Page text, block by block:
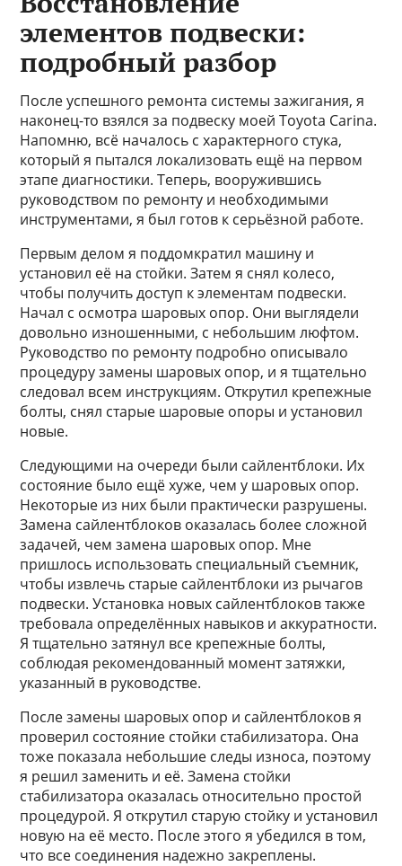
элементов подвески:
подробный разбор
После успешного ремонта системы зажигания, я
наконец-то взялся за подвеску моей Toyota Carina.
Напомню, всё началось с характерного стука,
который я пытался локализовать ещё на первом
этапе диагностики. Теперь, вооружившись
руководством по ремонту и необходимыми
инструментами, я был готов к серьёзной работе.
Первым делом я поддомкратил машину и
установил её на стойки. Затем я снял колесо,
чтобы получить доступ к элементам подвески.
Начал с осмотра шаровых опор. Они выглядели
довольно изношенными, с небольшим люфтом.
Руководство по ремонту подробно описывало
процедуру замены шаровых опор, и я тщательно
следовал всем инструкциям. Открутил крепежные
болты, снял старые шаровые опоры и установил
новые.
Следующими на очереди были сайлентблоки. Их
состояние было ещё хуже, чем у шаровых опор.
Некоторые из них были практически разрушены.
Замена сайлентблоков оказалась более сложной
задачей, чем замена шаровых опор. Мне
пришлось использовать специальный съемник,
чтобы извлечь старые сайлентблоки из рычагов
подвески. Установка новых сайлентблоков также
требовала определённых навыков и аккуратности.
Я тщательно затянул все крепежные болты,
соблюдая рекомендованный момент затяжки,
указанный в руководстве.
После замены шаровых опор и сайлентблоков я
проверил состояние стойки стабилизатора. Она
тоже показала небольшие следы износа, поэтому
я решил заменить и её. Замена стойки
стабилизатора оказалась относительно простой
процедурой. Я открутил старую стойку и установил
новую на её место. После этого я убедился в том,
что все соединения надежно закреплены.